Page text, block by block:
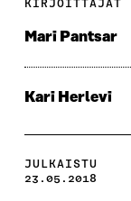
KIRJOITTAJAT
Mari Pantsar
Kari Herlevi
JULKAISTU
23.05.2018